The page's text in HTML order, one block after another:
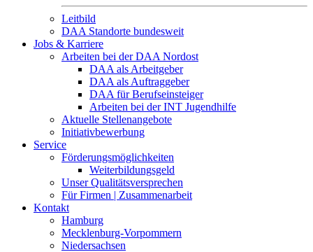
Leitbild
DAA Standorte bundesweit
Jobs & Karriere
Arbeiten bei der DAA Nordost
DAA als Arbeitgeber
DAA als Auftraggeber
DAA für Berufseinsteiger
Arbeiten bei der INT Jugendhilfe
Aktuelle Stellenangebote
Initiativbewerbung
Service
Förderungsmöglichkeiten
Weiterbildungsgeld
Unser Qualitätsversprechen
Für Firmen | Zusammenarbeit
Kontakt
Hamburg
Mecklenburg-Vorpommern
Niedersachsen